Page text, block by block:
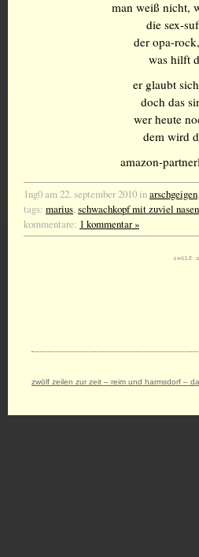
man weiß nicht,
die sex-
der opa-
was hilft
er glaubt
doch das
wer heute
dem wird
amazon-
1ng0 am 22. september 2010 inarschgeigen,
tags: marius,schwachkopf mit zuviel
kommentare: 1 kommentar »
zwölf zeilen zur zeit – reim und harmsdorf –